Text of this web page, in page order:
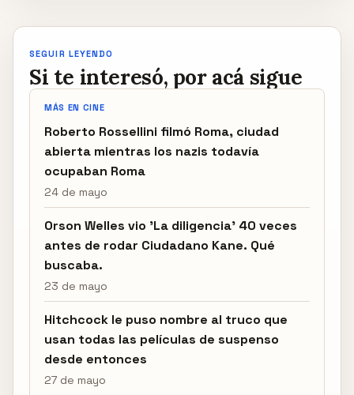
SEGUIR LEYENDO
Si te interesó, por acá sigue
MÁS EN CINE
Roberto Rossellini filmó Roma, ciudad
abierta mientras los nazis todavía
ocupaban Roma
24 de mayo
Orson Welles vio 'La diligencia' 40 veces
antes de rodar Ciudadano Kane. Qué
buscaba.
23 de mayo
Hitchcock le puso nombre al truco que
usan todas las películas de suspenso
desde entonces
27 de mayo